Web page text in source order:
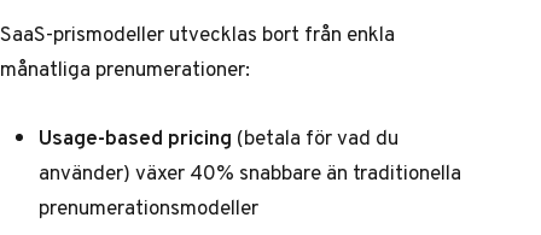
SaaS-prismodeller utvecklas bort från enkla
månatliga prenumerationer:
Usage-based pricing (betala för vad du
använder) växer 40% snabbare än traditionella
prenumerationsmodeller